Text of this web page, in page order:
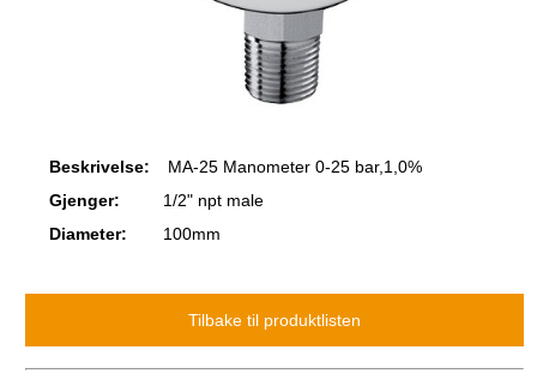
Beskrivelse:
MA-25 Manometer 0-25 bar,1,0%
Gjenger:
1/2" npt male
Diameter:
100mm